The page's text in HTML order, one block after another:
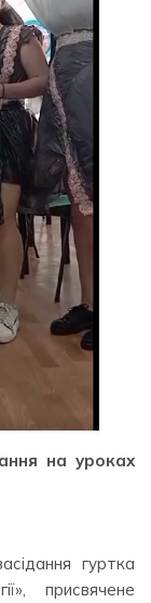
на уроках
гуртка
присвячене